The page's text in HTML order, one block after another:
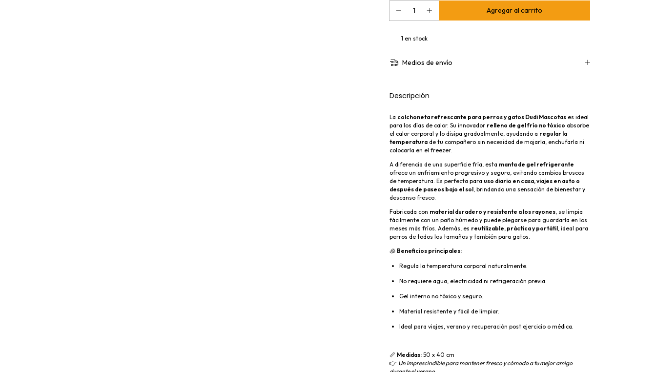
1 en stock
Medios de envío
Descripción
La colchoneta refrescante para perros y gatos Dudi Mascotas es ideal
para los días de calor. Su innovador relleno de gel frío no tóxico absorbe
el calor corporal y lo disipa gradualmente, ayudando a regular la
temperatura de tu compañero sin necesidad de mojarla, enchufarla ni
colocarla en el freezer.
A diferencia de una superficie fría, esta manta de gel refrigerante
ofrece un enfriamiento progresivo y seguro, evitando cambios bruscos
de temperatura. Es perfecta para uso diario en casa, viajes en auto o
después de paseos bajo el sol , brindando una sensación de bienestar y
descanso fresco.
Fabricada con material duradero y resistente a los rayones , se limpia
fácilmente con un paño húmedo y puede plegarse para guardarla en los
meses más fríos. Además, es reutilizable, práctica y portátil , ideal para
perros de todos los tamaños y también para gatos.
🧊 Beneficios principales:
Regula la temperatura corporal naturalmente.
No requiere agua, electricidad ni refrigeración previa.
Gel interno no tóxico y seguro.
Material resistente y fácil de limpiar.
Ideal para viajes, verano y recuperación post ejercicio o médica.
📏 Medidas: 50 x 40 cm
👉 Un imprescindible para mantener fresco y cómodo a tu mejor amigo